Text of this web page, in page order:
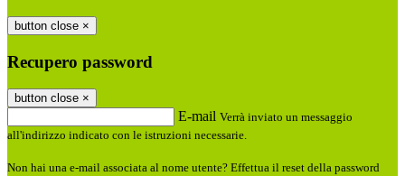
button close ×
Recupero password
button close ×
E-mail Verrà inviato un messaggio
all'indirizzo indicato con le istruzioni necessarie.
Non hai una e-mail associata al nome utente? Effettua il reset della password